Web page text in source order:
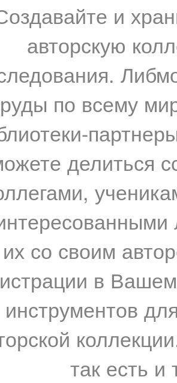
и
авторскую
по всему
делиться
их со своим
в
инструментов
так есть и